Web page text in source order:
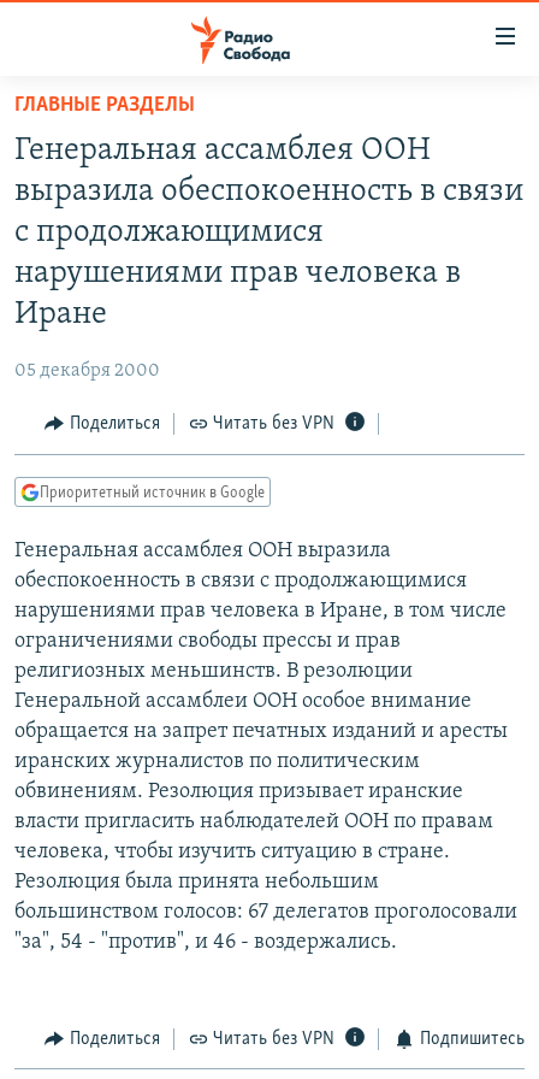
упрощенного
доступа
основному
содержанию
Вернутся
главной
навигации
Вернутся
поиску
ПОДКАСТЫ
АВТОРСКИЕ ПРОЕКТЫ
МНЕНИЯ
IDEL.РЕАЛИИ
КАВКАЗ.РЕАЛИИ
СЕВЕР.РЕАЛИИ
РАСПИСАНИЕ ВЕЩАНИЯ
ПОДПИШИТЕСЬ НА РАССЫЛКУ
СОЦИАЛЬНЫЕ СЕТИ
Все сайты РСЕ/РС
ГЛАВНЫЕ РАЗДЕЛЫ
Генеральная ассамблея ООН
выразила обеспокоенность в связи
с продолжающимися
нарушениями прав человека в
Иране
05 декабря 2000
Поделиться Читать без VPN
Приоритетный источник в Google
Генеральная ассамблея ООН выразила
обеспокоенность в связи с продолжающимися
нарушениями прав человека в Иране, в том числе
ограничениями свободы прессы и прав
религиозных меньшинств. В резолюции
Генеральной ассамблеи ООН особое внимание
обращается на запрет печатных изданий и аресты
иранских журналистов по политическим
обвинениям. Резолюция призывает иранские
власти пригласить наблюдателей ООН по правам
человека, чтобы изучить ситуацию в стране.
Резолюция была принята небольшим
большинством голосов: 67 делегатов проголосовали
"за", 54 - "против", и 46 - воздержались.
Поделиться Читать без VPN Подпишитесь